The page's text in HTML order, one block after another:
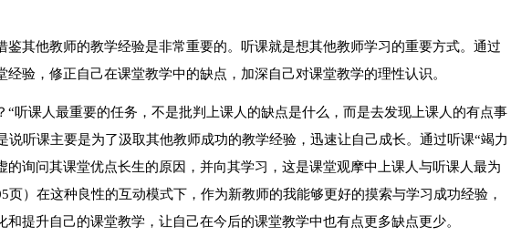
鉴其他教师的教学经验是非常重要的。听课就是想其他教师学习的重要方式。通过
经验，修正自己在课堂教学中的缺点，加深自己对课堂教学的理性认识。
“听课人最重要的任务，不是批判上课人的缺点是什么，而是去发现上课人的有点事
说听课主要是为了汲取其他教师成功的教学经验，迅速让自己成长。通过听课“竭力
的询问其课堂优点长生的原因，并向其学习，这是课堂观摩中上课人与听课人最为
页）在这种良性的互动模式下，作为新教师的我能够更好的摸索与学习成功经验，
和提升自己的课堂教学，让自己在今后的课堂教学中也有点更多缺点更少。